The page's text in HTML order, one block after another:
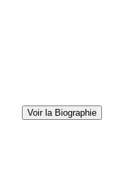
Voir la Biographie